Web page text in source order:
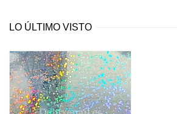
con pegajosidad.
LO ÚLTIMO VISTO